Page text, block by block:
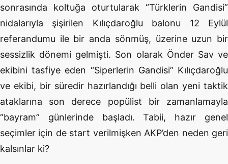
sonrasında koltuğa oturtularak “Türklerin Gandisi”
nidalarıyla şişirilen Kılıçdaroğlu balonu 12 Eylül
referandumu ile bir anda sönmüş, üzerine uzun bir
sessizlik dönemi gelmişti. Son olarak Önder Sav ve
ekibini tasfiye eden “Siperlerin Gandisi” Kılıçdaroğlu
ve ekibi, bir süredir hazırlandığı belli olan yeni taktik
ataklarına son derece popülist bir zamanlamayla
“bayram” günlerinde başladı. Tabii, hazır genel
seçimler için de start verilmişken AKP’den neden geri
kalsınlar ki?